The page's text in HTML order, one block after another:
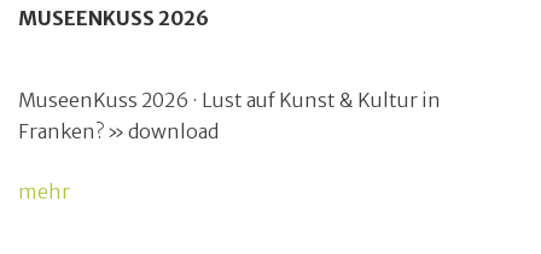
MUSEENKUSS 2026
MuseenKuss 2026 · Lust auf Kunst & Kultur in
Franken? » download
mehr